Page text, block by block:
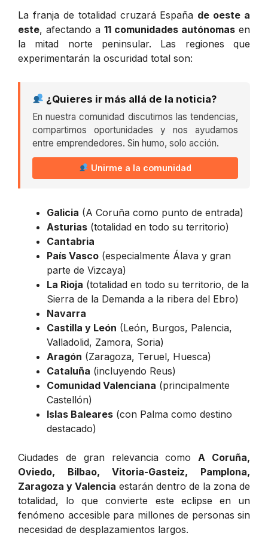
La franja de totalidad cruzará España de oeste a
este, afectando a 11 comunidades autónomas en
la mitad norte peninsular. Las regiones que
experimentarán la oscuridad total son:
¿Quieres ir más allá de la noticia?
En nuestra comunidad discutimos las tendencias,
compartimos oportunidades y nos ayudamos
entre emprendedores. Sin humo, solo acción.
Unirme a la comunidad
Galicia (A Coruña como punto de entrada)
Asturias (totalidad en todo su territorio)
Cantabria
País Vasco (especialmente Álava y gran
parte de Vizcaya)
La Rioja (totalidad en todo su territorio, de la
Sierra de la Demanda a la ribera del Ebro)
Navarra
Castilla y León (León, Burgos, Palencia,
Valladolid, Zamora, Soria)
Aragón (Zaragoza, Teruel, Huesca)
Cataluña (incluyendo Reus)
Comunidad Valenciana (principalmente
Castellón)
Islas Baleares (con Palma como destino
destacado)
Ciudades de gran relevancia como A Coruña,
Oviedo, Bilbao, Vitoria-Gasteiz, Pamplona,
Zaragoza y Valencia estarán dentro de la zona de
totalidad, lo que convierte este eclipse en un
fenómeno accesible para millones de personas sin
necesidad de desplazamientos largos.